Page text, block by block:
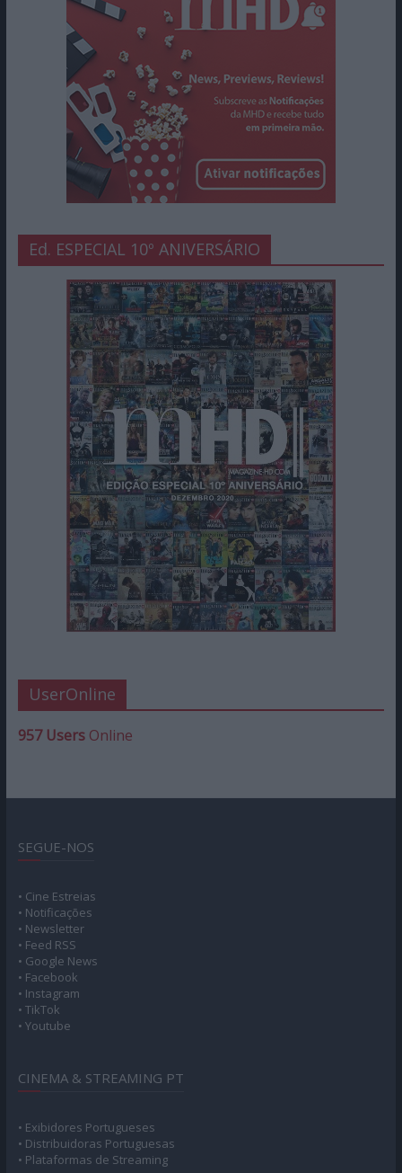
Ed. ESPECIAL 10º ANIVERSÁRIO
UserOnline
957 UsersOnline
SEGUE-NOS
• Cine Estreias
• Notificações
• Newsletter
• Feed RSS
• Google News
• Facebook
• Instagram
• TikTok
• Youtube
CINEMA & STREAMING PT
• Exibidores Portugueses
• Distribuidoras Portuguesas
• Plataformas de Streaming